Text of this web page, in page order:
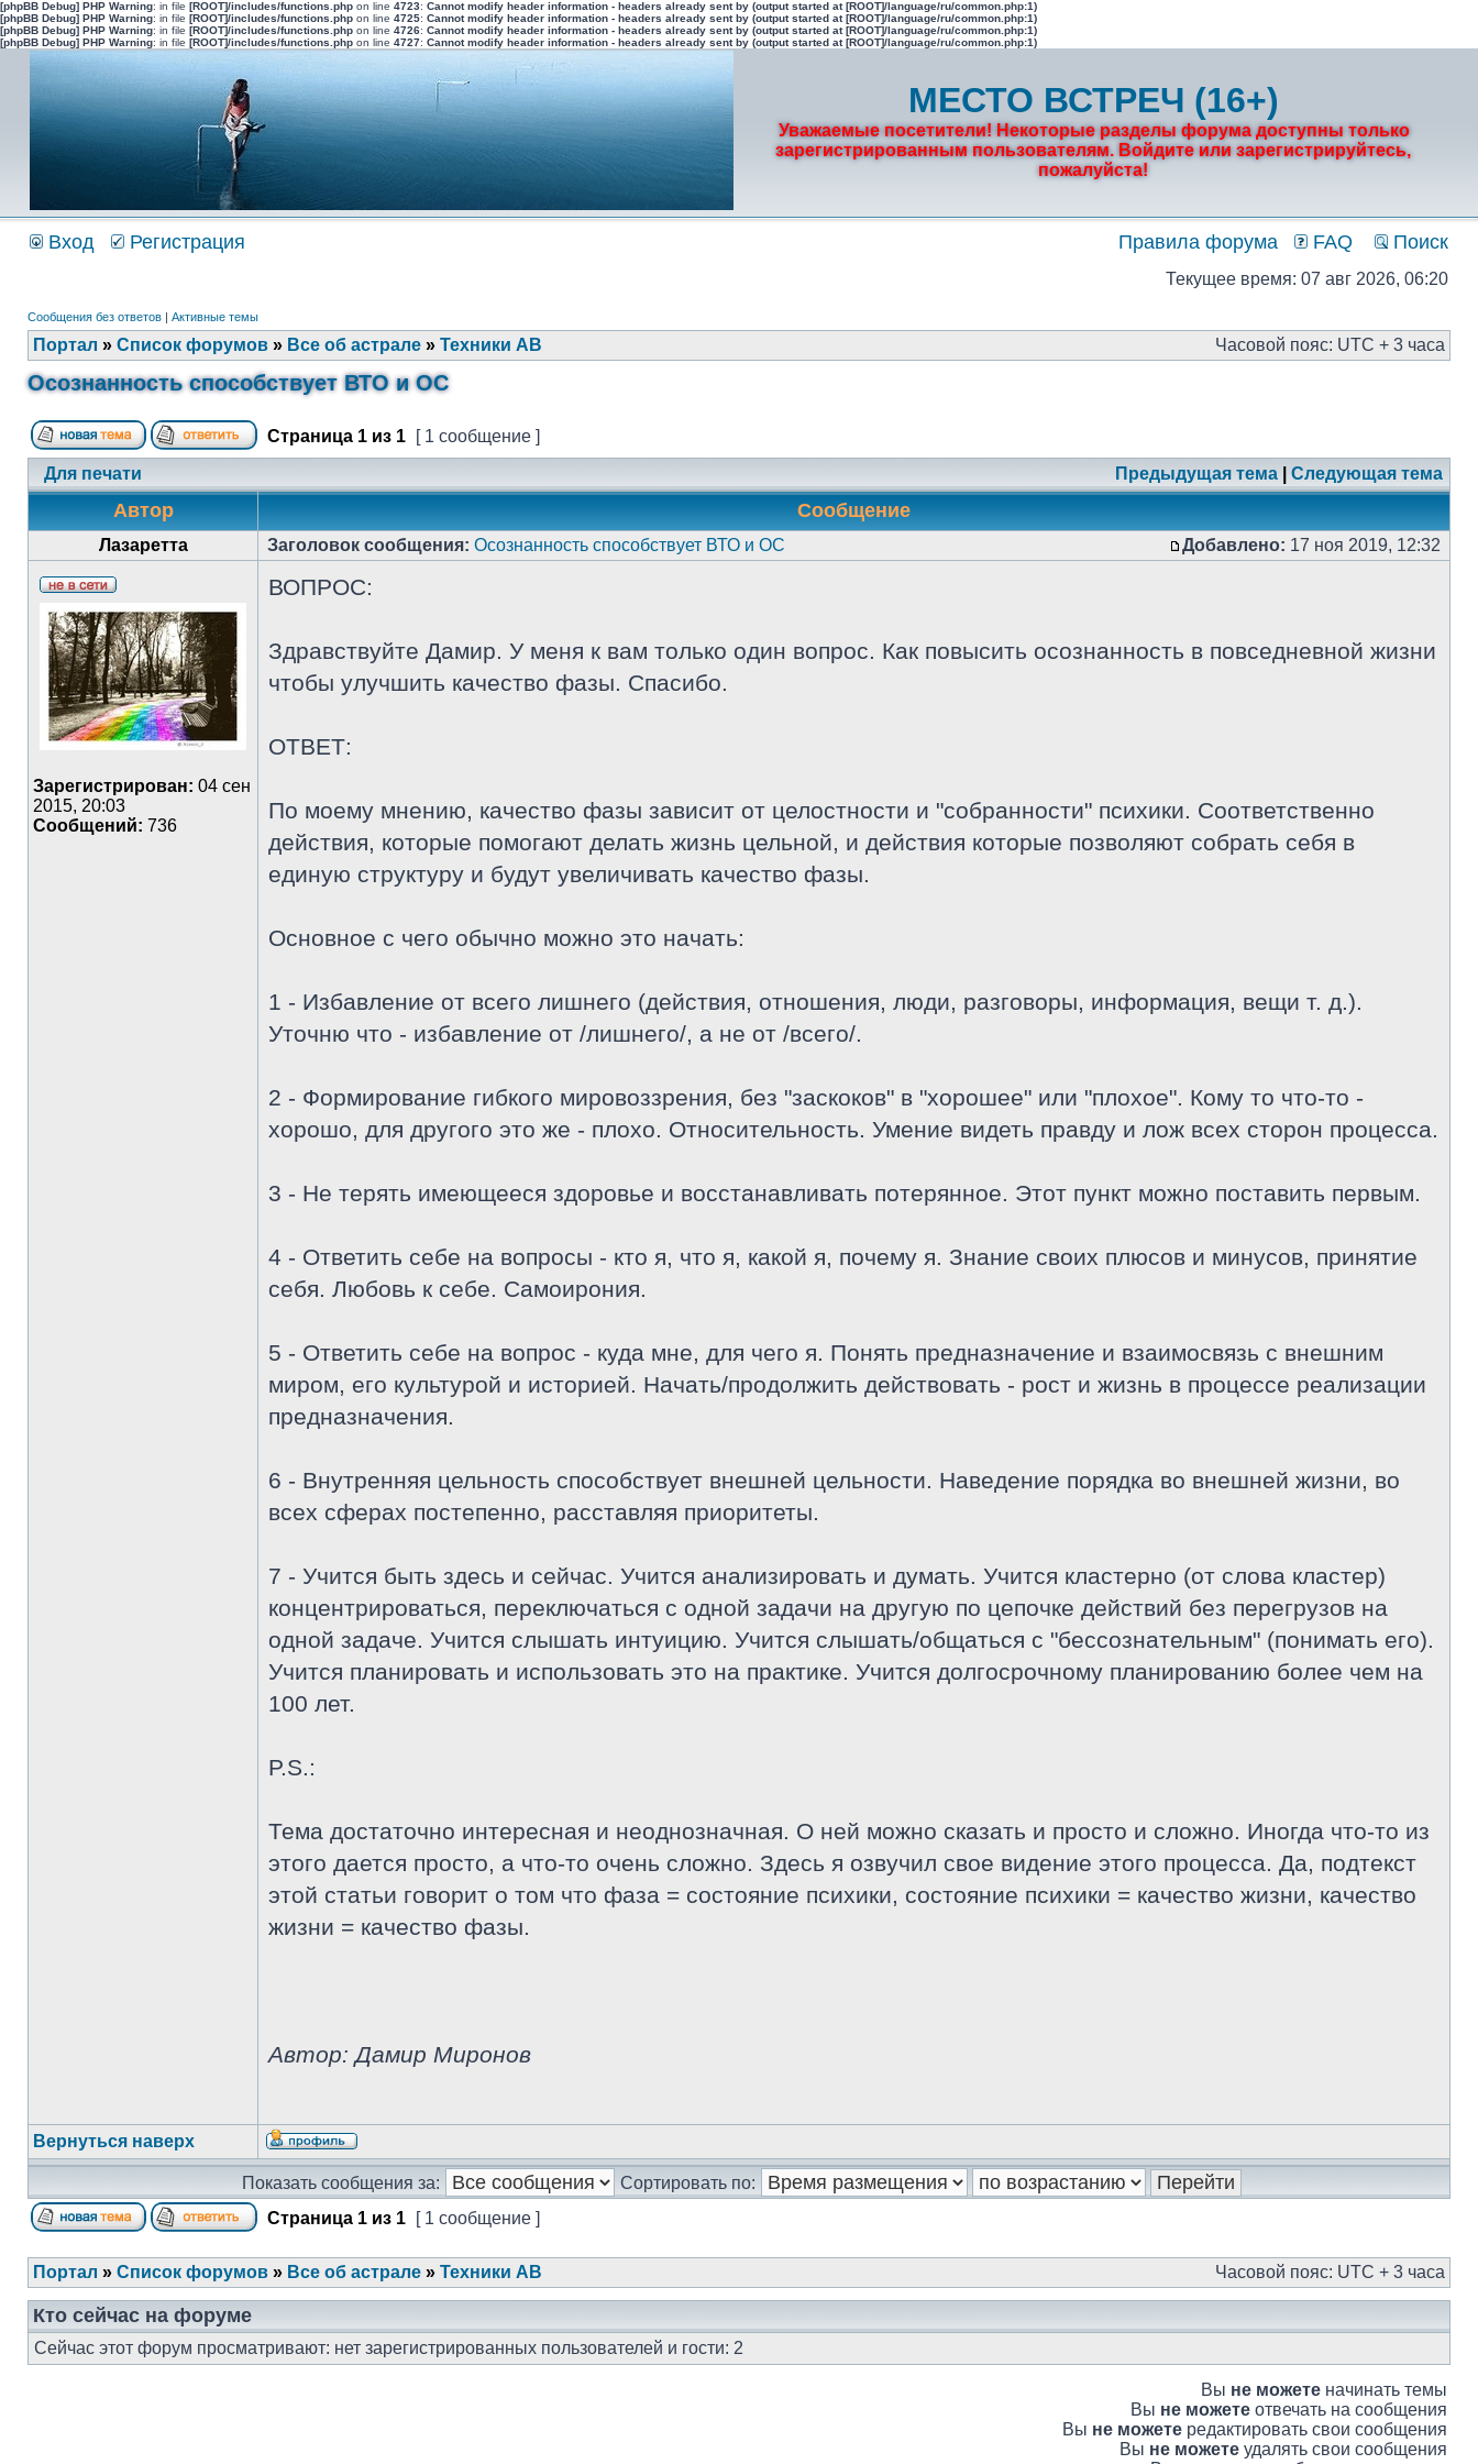
[phpBB Debug] PHP Warning: in file [ROOT]/includes/functions.php on line 4723: Cannot modify header information - headers already sent by (output started at [ROOT]/language/ru/common.php:1)
[phpBB Debug] PHP Warning: in file [ROOT]/includes/functions.php on line 4725: Cannot modify header information - headers already sent by (output started at [ROOT]/language/ru/common.php:1)
[phpBB Debug] PHP Warning: in file [ROOT]/includes/functions.php on line 4726: Cannot modify header information - headers already sent by (output started at [ROOT]/language/ru/common.php:1)
[phpBB Debug] PHP Warning: in file [ROOT]/includes/functions.php on line 4727: Cannot modify header information - headers already sent by (output started at [ROOT]/language/ru/common.php:1)
МЕСТО ВСТРЕЧ (16+)
Уважаемые посетители! Некоторые разделы форума доступны только
зарегистрированным пользователям. Войдите или зарегистрируйтесь,
пожалуйста!
Вход Регистрация Правила форума FAQ Поиск
Текущее время: 07 авг 2026, 06:20
Сообщения без ответов | Активные темы
Портал » Список форумов » Все об астрале » Техники АВ Часовой пояс: UTC + 3 часа
Осознанность способствует ВТО и ОС
Страница 1 из 1
[ 1 сообщение ]
Для печати
Предыдущая тема Следующая тема
Автор Сообщение
Лазаретта Заголовок сообщения: Осознанность способствует ВТО и ОС Добавлено: 17 ноя 2019, 12:32
Зарегистрирован: 04 сен
2015, 20:03
Сообщений: 736
ВОПРОС:
Здравствуйте Дамир. У меня к вам только один вопрос. Как повысить осознанность в повседневной жизни
чтобы улучшить качество фазы. Спасибо.
ОТВЕТ:
По моему мнению, качество фазы зависит от целостности и "собранности" психики. Соответственно
действия, которые помогают делать жизнь цельной, и действия которые позволяют собрать себя в
единую структуру и будут увеличивать качество фазы.
Основное с чего обычно можно это начать:
1 - Избавление от всего лишнего (действия, отношения, люди, разговоры, информация, вещи т. д.).
Уточню что - избавление от /лишнего/, а не от /всего/.
2 - Формирование гибкого мировоззрения, без "заскоков" в "хорошее" или "плохое". Кому то что-то -
хорошо, для другого это же - плохо. Относительность. Умение видеть правду и лож всех сторон процесса.
3 - Не терять имеющееся здоровье и восстанавливать потерянное. Этот пункт можно поставить первым.
4 - Ответить себе на вопросы - кто я, что я, какой я, почему я. Знание своих плюсов и минусов, принятие
себя. Любовь к себе. Самоирония.
5 - Ответить себе на вопрос - куда мне, для чего я. Понять предназначение и взаимосвязь с внешним
миром, его культурой и историей. Начать/продолжить действовать - рост и жизнь в процессе реализации
предназначения.
6 - Внутренняя цельность способствует внешней цельности. Наведение порядка во внешней жизни, во
всех сферах постепенно, расставляя приоритеты.
7 - Учится быть здесь и сейчас. Учится анализировать и думать. Учится кластерно (от слова кластер)
концентрироваться, переключаться с одной задачи на другую по цепочке действий без перегрузов на
одной задаче. Учится слышать интуицию. Учится слышать/общаться с "бессознательным" (понимать его).
Учится планировать и использовать это на практике. Учится долгосрочному планированию более чем на
100 лет.
P.S.:
Тема достаточно интересная и неоднозначная. О ней можно сказать и просто и сложно. Иногда что-то из
этого дается просто, а что-то очень сложно. Здесь я озвучил свое видение этого процесса. Да, подтекст
этой статьи говорит о том что фаза = состояние психики, состояние психики = качество жизни, качество
жизни = качество фазы.
Автор: Дамир Миронов
Вернуться наверх
Показать сообщения за:
Сортировать по:
Страница 1 из 1 [ 1 сообщение ]
Портал » Список форумов » Все об астрале » Техники АВ Часовой пояс: UTC + 3 часа
Кто сейчас на форуме
Сейчас этот форум просматривают: нет зарегистрированных пользователей и гости: 2
Вы не можете начинать темы
Вы не можете отвечать на сообщения
Вы не можете редактировать свои сообщения
Вы не можете удалять свои сообщения